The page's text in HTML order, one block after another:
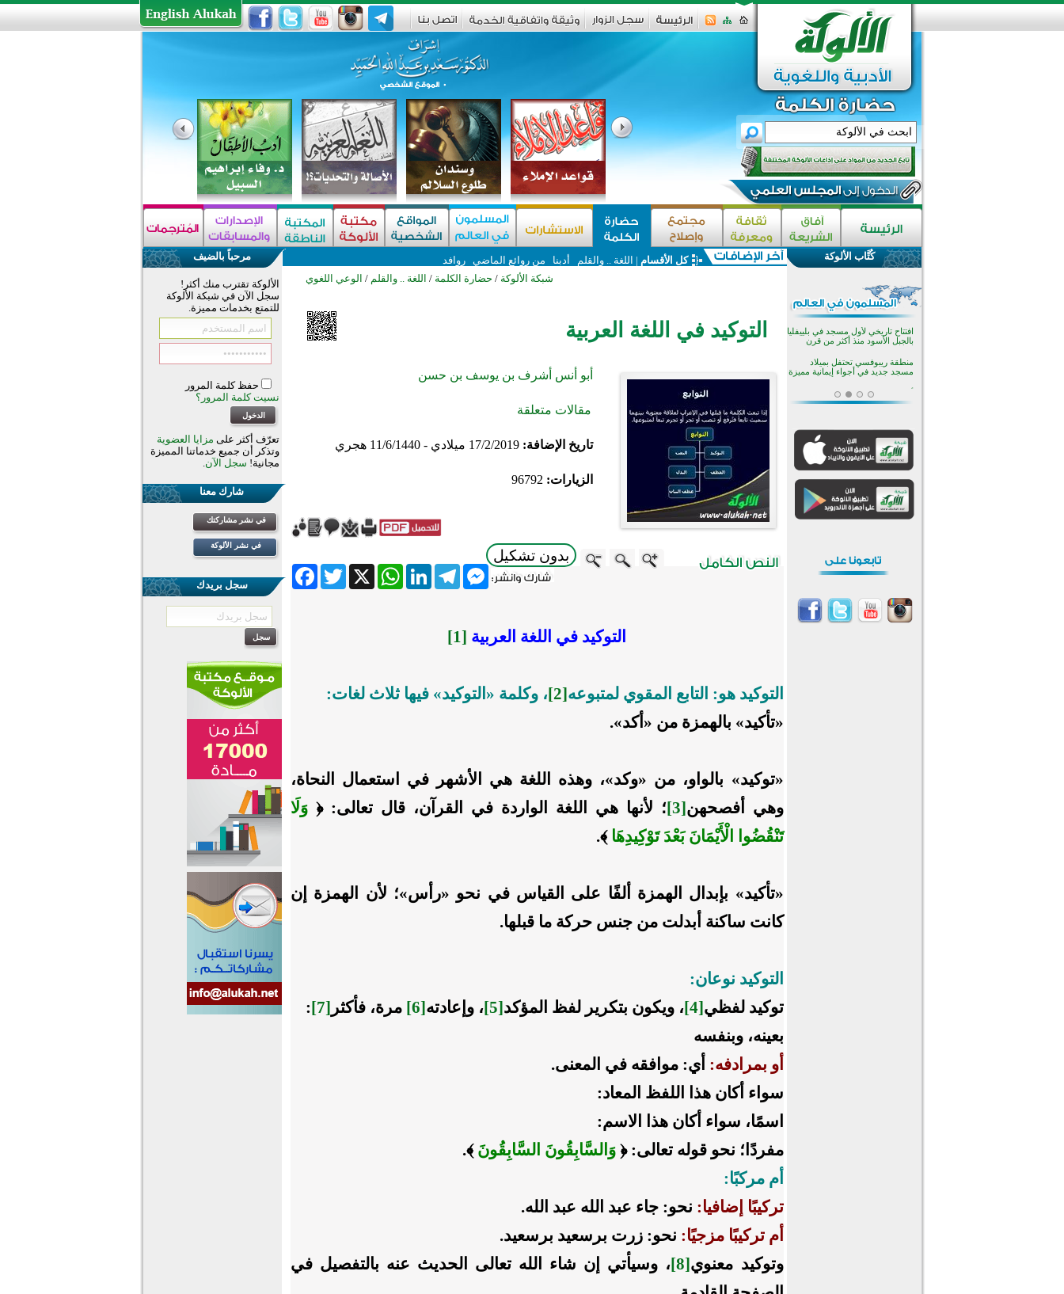
كل الأقسام | اللغة .. والقلم أدبنا من روائع الماضي روافد
شبكة الألوكة / حضارة الكلمة / اللغة .. والقلم / الوعي اللغوي
التوكيد في اللغة العربية
أبو أنس أشرف بن يوسف بن حسن
مقالات متعلقة
تاريخ الإضافة:17/2/2019 ميلادي - 11/6/1440 هجري
الزيارات: 96792
بدون تشكيل
FacebookTwitter X
WhatsAppLinkedInTelegram
Messenger
التوكيد في اللغة العربية [1]
التوكيد هو: التابع المقوي لمتبوعه[2]
، وكلمة «التوكيد» فيها ثلاث لغات:
«تأكيد» بالهمزة من «أكد».
«توكيد» بالواو، من «وكد»، وهذه اللغة هي الأشهر في استعمال النحاة،
وهي أفصحهن[3] ؛ لأنها هي اللغة الواردة في القرآن، قال تعالى: ﴿وَلَا
تَنْقُضُوا الْأَيْمَانَ بَعْدَ تَوْكِيدِهَا ﴾.
«تأكيد» بإبدال الهمزة ألفًا على القياس في نحو «رأس»؛ لأن الهمزة إن
كانت ساكنة أبدلت من جنس حركة ما قبلها.
التوكيد نوعان:
توكيد لفظي[4] ، ويكون بتكرير لفظ المؤكد[5] ، وإعادته[6] مرة، فأكثر [7]
:
بعينه، وبنفسه
أو بمرادفه: أي: موافقه في المعنى.
سواء أكان هذا اللفظ المعاد:
اسمًا، سواء أكان هذا الاسم:
مفردًا؛ نحو قوله تعالى: ﴿وَالسَّابِقُونَ السَّابِقُونَ ﴾.
أم مركبًا:
تركيبًا إضافيا: نحو: جاء عبد الله عبد الله.
أم تركيبًا مزجيًا: نحو: زرت برسعيد برسعيد.
وتوكيد معنوي[8]
، وسيأتي إن شاء الله تعالى الحديث عنه بالتفصيل في
مرحباً بالضيف
الألوكة تقترب منك أكثر!
سجل الآن في شبكة الألوكة
للتمتع بخدمات مميزة.
حفظ كلمة المرور
نسيت كلمة المرور؟
تعرّف أكثر على مزايا العضوية
وتذكر أن جميع خدماتنا المميزة
مجانية! سجل الآن.
شارك معنا
في نشر مشاركتك
في نشر الألوكة
سجل بريدك
كُتَّاب الألوكة
اختتام الدورة التاسعة لمسابقة حفظ
وتلاوة القرآن الكريم في أزناكاييف
تيسليتش تختتم برنامجا تعليميا لتعزيز
القيم وبناء الشخصية للشباب
المسلمين
اختتام منافسات قرآنية متميزة في
أكثر من 400 طالب يشاركون في
مسابقة المعلومات الإسلامية
بأستراليا
افتتاح تاريخي لأول مسجد في بلييفليا
بالجبل الأسود منذ أكثر من قرن
منطقة ريبوفسي تحتفل بميلاد
مسجد جديد في أجواء إيمانية مميزة
أكبر مشروع إسلامي في ريف
أستراليا يفتتح أبوابه بعد سنوات من
الصيفية للمسلمين في بينزا
وساراتوف وموردوفيا هذا العام
اختتام الدورة التاسعة لمسابقة حفظ
وتلاوة القرآن الكريم في أزناكاييف
تيسليتش تختتم برنامجا تعليميا لتعزيز
القيم وبناء الشخصية للشباب
المسلمين
اختتام منافسات قرآنية متميزة في
مسابقة المعلومات الإسلامية